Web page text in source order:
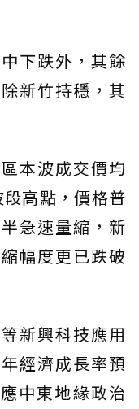
下跌外，其餘
新竹持穩，其
本波成交價均
高點，價格普
急速量縮，新
幅度更已跌破
新興科技應用
經濟成長率預
中東地緣政治